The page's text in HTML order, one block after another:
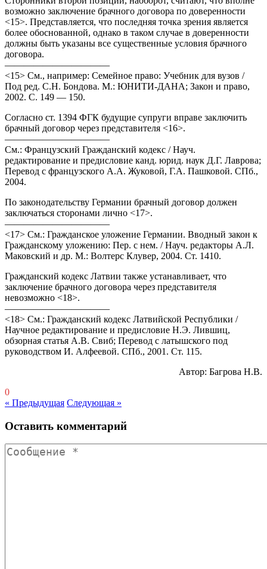
возможно заключение брачного договора по доверенности
<15>. Представляется, что последняя точка зрения является
более обоснованной, однако в таком случае в доверенности
должны быть указаны все существенные условия брачного
договора.
———————————
<15> См., например: Семейное право: Учебник для вузов /
Под ред. С.Н. Бондова. М.: ЮНИТИ-ДАНА; Закон и право,
2002. С. 149 — 150.
Согласно ст. 1394 ФГК будущие супруги вправе заключить
брачный договор через представителя <16>.
———————————
См.: Французский Гражданский кодекс / Науч.
редактирование и предисловие канд. юрид. наук Д.Г. Лаврова;
Перевод с французского А.А. Жуковой, Г.А. Пашковой. СПб.,
2004.
По законодательству Германии брачный договор должен
заключаться сторонами лично <17>.
———————————
<17> См.: Гражданское уложение Германии. Вводный закон к
Гражданскому уложению: Пер. с нем. / Науч. редакторы А.Л.
Маковский и др. М.: Волтерс Клувер, 2004. Ст. 1410.
Гражданский кодекс Латвии также устанавливает, что
заключение брачного договора через представителя
невозможно <18>.
———————————
<18> См.: Гражданский кодекс Латвийской Республики /
Научное редактирование и предисловие Н.Э. Лившиц,
обзорная статья А.В. Свиб; Перевод с латышского под
руководством И. Алфеевой. СПб., 2001. Ст. 115.
Автор: Багрова Н.В.
0
« Предыдущая Следующая »
Оставить комментарий